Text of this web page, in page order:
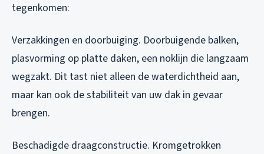
tegenkomen:
Verzakkingen en doorbuiging. Doorbuigende balken,
plasvorming op platte daken, een noklijn die langzaam
wegzakt. Dit tast niet alleen de waterdichtheid aan,
maar kan ook de stabiliteit van uw dak in gevaar
brengen.
Beschadigde draagconstructie. Kromgetrokken